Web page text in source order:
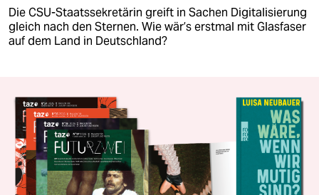
Die CSU-Staatssekretärin greift in Sachen Digitalisierung
gleich nach den Sternen. Wie wär’s erstmal mit Glasfaser
auf dem Land in Deutschland?